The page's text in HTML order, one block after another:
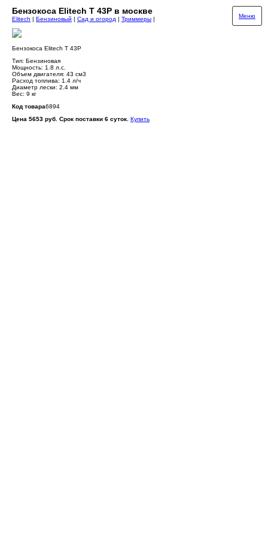
Бензокоса Elitech Т 43Р в москве
Меню
Elitech | Бензиновый | Сад и огород | Триммеры |
Бензокоса Elitech Т 43Р
Тип: Бензиновая
Мощность: 1.8 л.с.
Объем двигателя: 43 см3
Расход топлива: 1.4 л/ч
Диаметр лески: 2.4 мм
Вес: 9 кг
Код товара6894
Цена 5653 руб. Срок поставки 6 суток. Купить